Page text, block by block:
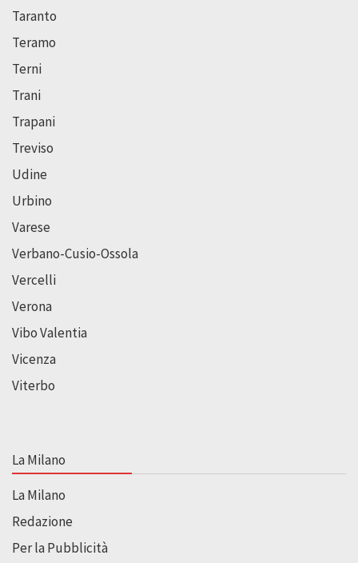
Taranto
Teramo
Terni
Trani
Trapani
Treviso
Udine
Urbino
Varese
Verbano-Cusio-Ossola
Vercelli
Verona
Vibo Valentia
Vicenza
Viterbo
La Milano
La Milano
Redazione
Per la Pubblicità